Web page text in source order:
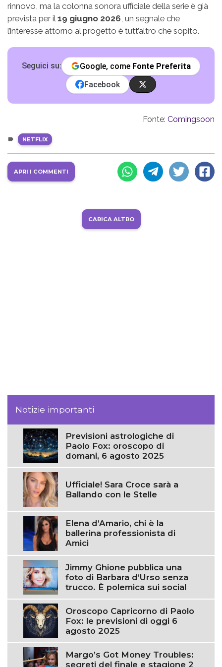
rinnovo, ma la colonna sonora ufficiale della serie è già
prevista per il 19 giugno 2026 , un segnale che
l’interesse attorno al progetto è tutt’altro che sopito.
Seguici su: Google, come Fonte Preferita
Facebook
Fonte: Comingsoon
NETFLIX
APRI I COMMENTI
CARICA ALTRO
Notizie importanti
Previsioni astrologiche di
Paolo Fox: oroscopo di
domani, 6 agosto 2025
Ufficiale! Sara Croce sarà a
Ballando con le Stelle
Elena d’Amario, chi è la
ballerina professionista di
Amici
Jimmy Ghione pubblica una
foto di Barbara d’Urso senza
trucco. È polemica sui social
Oroscopo Capricorno di Paolo
Fox: le previsioni di oggi 6
agosto 2025
Margo’s Got Money Troubles:
segreti del finale e stagione 2